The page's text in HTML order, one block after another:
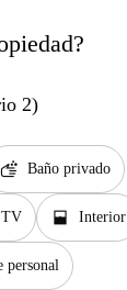
2)
soap Baño privado
TV window_open Interior
personal